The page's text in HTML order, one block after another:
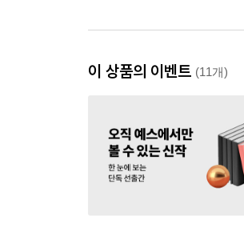
이 상품의 이벤트 (11개)